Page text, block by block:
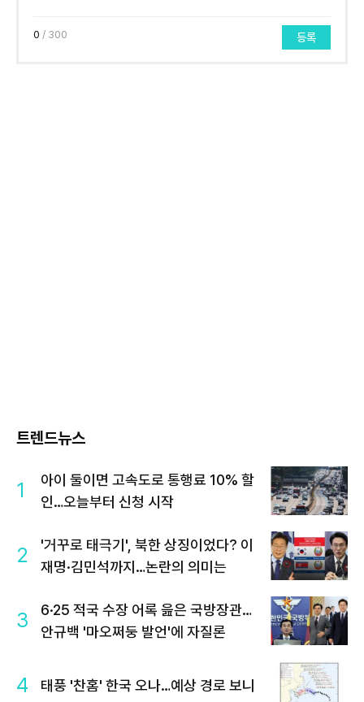
0 / 300 등록
트렌드뉴스
1
아이 둘이면 고속도로 통행료 10% 할
인…오늘부터 신청 시작
2
'거꾸로 태극기', 북한 상징이었다? 이
재명·김민석까지…논란의 의미는
3
6·25 적국 수장 어록 읊은 국방장관…
안규백 '마오쩌둥 발언'에 자질론
4 태풍 '찬홈' 한국 오나…예상 경로 보니